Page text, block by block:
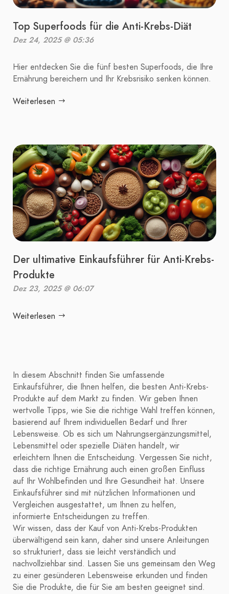
Top Superfoods für die Anti-Krebs-Diät
Dez 24, 2025 @ 05:36
Hier entdecken Sie die fünf besten Superfoods, die Ihre
Ernährung bereichern und Ihr Krebsrisiko senken können.
Weiterlesen
Der ultimative Einkaufsführer für Anti-Krebs-
Produkte
Dez 23, 2025 @ 06:07
Weiterlesen
In diesem Abschnitt finden Sie umfassende
Einkaufsführer, die Ihnen helfen, die besten Anti-Krebs-
Produkte auf dem Markt zu finden. Wir geben Ihnen
wertvolle Tipps, wie Sie die richtige Wahl treffen können,
basierend auf Ihrem individuellen Bedarf und Ihrer
Lebensweise. Ob es sich um Nahrungsergänzungsmittel,
Lebensmittel oder spezielle Diäten handelt, wir
erleichtern Ihnen die Entscheidung. Vergessen Sie nicht,
dass die richtige Ernährung auch einen großen Einfluss
auf Ihr Wohlbefinden und Ihre Gesundheit hat. Unsere
Einkaufsführer sind mit nützlichen Informationen und
Vergleichen ausgestattet, um Ihnen zu helfen,
informierte Entscheidungen zu treffen.
Wir wissen, dass der Kauf von Anti-Krebs-Produkten
überwältigend sein kann, daher sind unsere Anleitungen
so strukturiert, dass sie leicht verständlich und
nachvollziehbar sind. Lassen Sie uns gemeinsam den Weg
zu einer gesünderen Lebensweise erkunden und finden
Sie die Produkte, die für Sie am besten geeignet sind.